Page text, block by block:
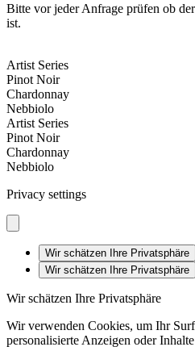
Bitte vor jeder Anfrage prüfen ob
ist.
Artist Series
Pinot Noir
Chardonnay
Nebbiolo
Artist Series
Pinot Noir
Chardonnay
Nebbiolo
Privacy settings
Wir schätzen Ihre Privatsphäre
Wir schätzen Ihre Privatsphäre
Wir schätzen Ihre Privatsphäre
Wir verwenden Cookies, um Ihr
personalisierte Anzeigen oder